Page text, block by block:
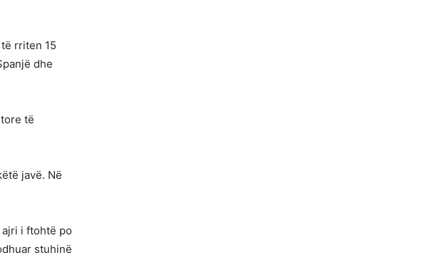
rriten 15
dhe
të
javë. Në
i ftohtë po
stuhinë